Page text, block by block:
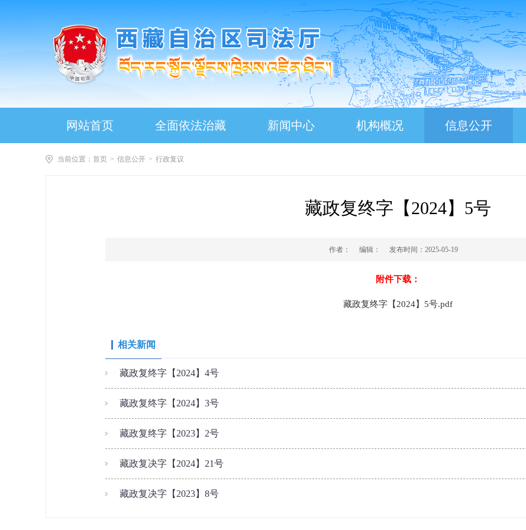
网站首页 全面依法治藏 新闻中心 机构概况 信息公开
当前位置： 首页 > 信息公开 > 行政复议
藏政复终字【2024】5号
作者： 编辑： 发布时间： 2025-05-19
附件下载：
藏政复终字【2024】5号.pdf
相关新闻
藏政复终字【2024】4号
藏政复终字【2024】3号
藏政复终字【2023】2号
藏政复决字【2024】21号
藏政复决字【2023】8号